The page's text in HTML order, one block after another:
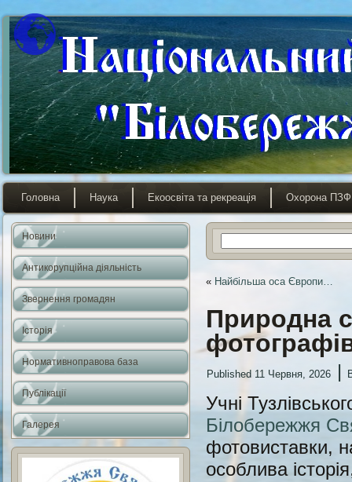
Головна Наука Екоосвіта та рекреація Охорона ПЗФ
Новини
Антикорупційна діяльність
Звернення громадян
Історія
Нормативноправова база
Публікації
Галерея
« Найбільша оса Європи…
Природна
Published 11 Червня, 2026 |
Учні
Білобережжя
фотовиставки,
особлива